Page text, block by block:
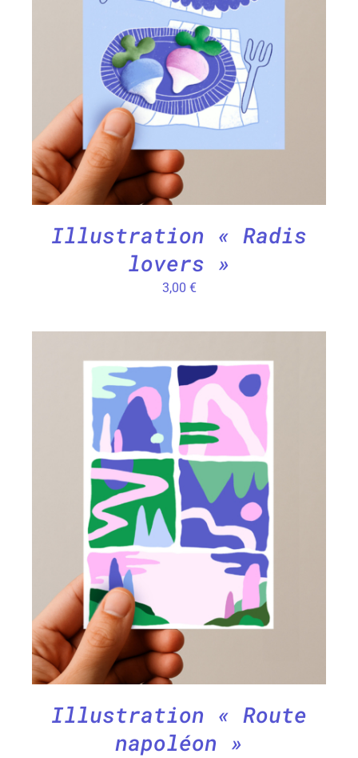
AJOUTER AU PANIER
Illustration « Radis
lovers »
3,00 €
AJOUTER AU PANIER
DÉTAILS
Illustration « Route
napoléon »